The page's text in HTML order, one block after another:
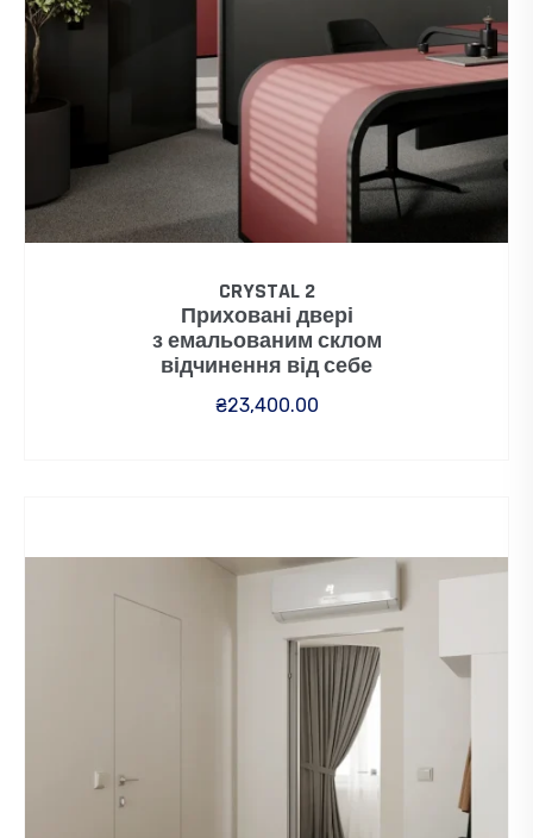
CRYSTAL 2
Приховані двері
з емальованим склом
відчинення від себе
₴23,400.00